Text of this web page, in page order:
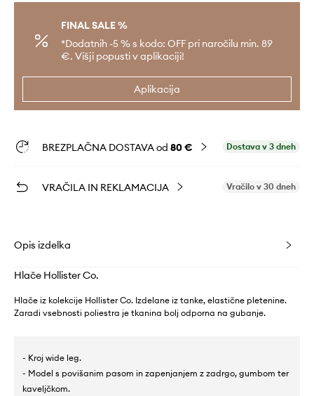
FINAL SALE %
*Dodatnih -5 % s kodo: OFF pri naročilu min. 89
€. Višji popusti v aplikaciji!
Aplikacija
BREZPLAČNA DOSTAVA od 80 € Dostava v 3 dneh
VRAČILA IN REKLAMACIJA Vračilo v 30 dneh
Opis izdelka
Hlače Hollister Co.
Hlače iz kolekcije Hollister Co. Izdelane iz tanke, elastične pletenine.
Zaradi vsebnosti poliestra je tkanina bolj odporna na gubanje.
- Kroj wide leg.
- Model s povišanim pasom in zapenjanjem z zadrgo, gumbom ter
kaveljčkom.